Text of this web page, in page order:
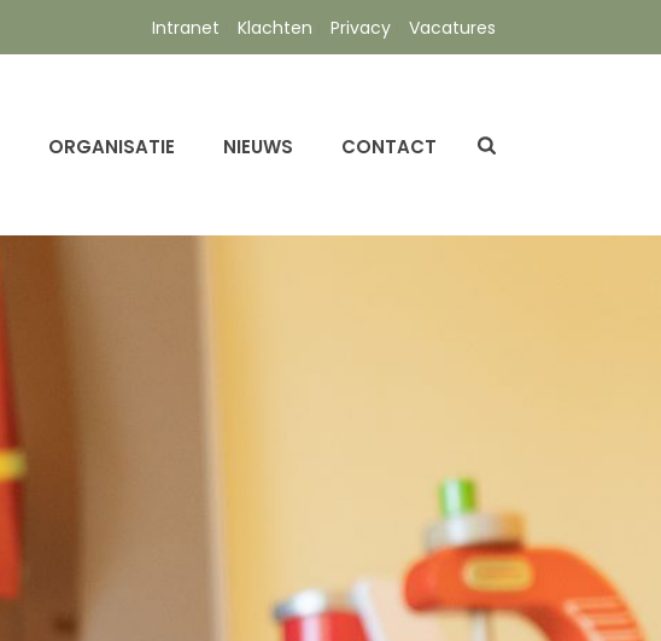
Intranet Klachten Privacy Vacatures
ORGANISATIE NIEUWS CONTACT